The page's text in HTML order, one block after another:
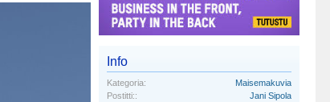
Info
Kategoria:
Maisemakuvia
Postitti::
Jani Sipola